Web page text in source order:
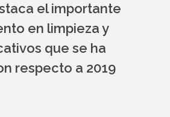
el importante
en limpieza y
que se ha
respecto a 2019